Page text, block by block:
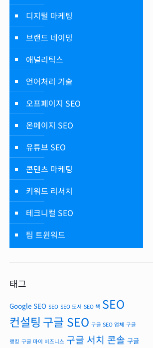
디지털 마케팅
브랜드 네이밍
애널리틱스
언어처리 기술
오프페이지 SEO
온페이지 SEO
유튜브 SEO
콘텐츠 마케팅
키워드 리서치
테크니컬 SEO
팀 트윈워드
태그
Google SEO SEO SEO 도서 SEO 책 SEO
컨설팅 구글 SEO 구글 SEO 업체 구글
랭킹 구글 마이 비즈니스 구글 서치 콘솔 구글